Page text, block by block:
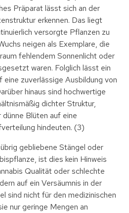
Präparat lässt sich an der
erkennen. Das liegt
versorgte Pflanzen zu
neigen als Exemplare, die
fehlendem Sonnenlicht oder
waren. Folglich lässt ein
eine zuverlässige Ausbildung von
hinaus sind hochwertige
dichter Struktur,
Blüten auf eine
hindeuten. (3)
gebliebene Stängel oder
ist dies kein Hinweis
Qualität oder schlechte
auf ein Versäumnis in der
sind nicht für den medizinischen
nur geringe Mengen an